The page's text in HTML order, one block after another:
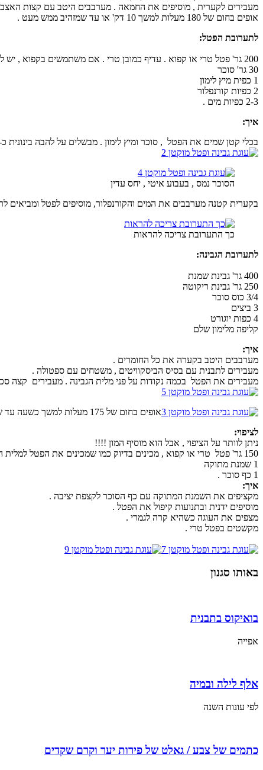
מעבירים לקערית , מוסיפים את החמאה . מערבבים היטב עם קצות
אופים בחום של 180 מעלות למשך 10 דק' או עד שמזהיב ממש מעט .
לתערובת הפטל:
200 גר' פטל טרי או קפוא . עדיף כמובן טרי . אם משתמשים בקפוא , יש להפשיר במקרר לילה קודם בתוך מסננת וכלי מתחת למסננת , כדי להגיר כמה שיותר נוזלים.
30 גר' סוכר
1 כפית מיץ לימון
2 כפיות קורנפלור
2-3 כפיות מים .
איך:
בכלי קטן שמים את הפטל , סוכר ומיץ לימון . מבשלים על להבה בינונית כ- 5
הסוכר נמס , בעבוע איטי , יחס עדין
בקערית קטנה מערבבים את המים והקורנפלור, מוסיפים לפטל
כך התערובת צריכה להראות
לתערובת הגבינה:
400 גר' גבינת שמנת
250 גר' גבינת ריקוטה
3/4 כוס סוכר
3 ביצים
4 כפות יוגורט
קליפה מלימון שלם
איך:
מערבבים היטב בקערה את כל החומרים .
מעבירים לתבנית עם בסיס הביסקוויטים , משטחים עם ספטולה .
מעבירים את הפטל בכמה נקודות על פני מלית הגבינה . מעבירים קצה
אופים בחום של 175 מעלות למשך כשעה עד שהעוגה מתייצבת , והיא יציבה , משאירים בתנור כבוי עם דלת התנור פתוחה למחצה , עד שהעוגה מתקררת
לציפוי:
ניתן לוותר על הציפוי , אבל הוא מוסיף המון !!!!
150 גר' פטל טרי או קפוא , מכינים בדיוק כמו שמכינים את הפטל למלית הגבינה, אך מפחיתים את הקורנפלור לכפית אחת , ומים 2 כפיות . מקררים .
1 שמנת מתוקה
1 כף סוכר .
איך:
מקציפים את השמנת המתוקה עם כף הסוכר לקצפת יציבה .
מוסיפים ידנית ובתנועות קיפול את הפטל .
מצפים את העוגה כשהיא קרה לגמרי .
מקשטים בפטל טרי .
באותו סגנון
בואיקוס בתבנית
אפייה
אלף לילה ובמיה
לפי עונות השנה
כתמים של צבע / גאלט של פירות יער וקרם שקדים